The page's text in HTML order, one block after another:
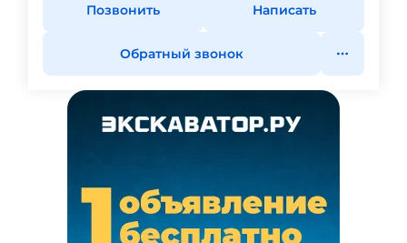
Позвонить Написать
Обратный звонок